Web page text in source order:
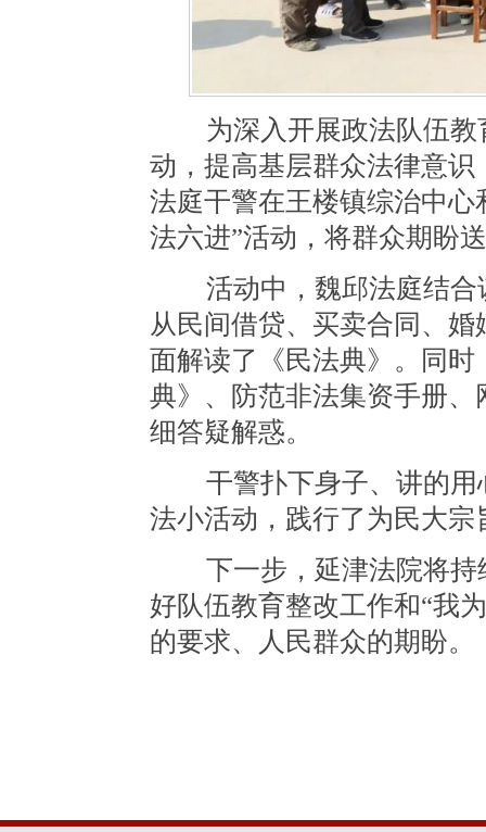
为深入开展政法队伍教
动，提高基层群众法律意
法庭干警在王楼镇综治中
法六进”活动，将群众期盼
活动中，魏邱法庭结合
从民间借贷、买卖合同、
面解读了《民法典》。同
典》、防范非法集资手册
细答疑解惑。
干警扑下身子、讲的用
法小活动，践行了为民大宗
下一步，延津法院将持
好队伍教育整改工作和“我
的要求、人民群众的期盼。